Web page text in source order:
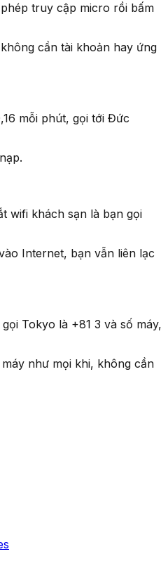
truy cập micro rồi bấm
cần tài khoản hay ứng
mỗi phút, gọi tới Đức
wifi khách sạn là bạn gọi
Internet, bạn vẫn liên lạc
Tokyo là +81 3 và số máy,
như mọi khi, không cần